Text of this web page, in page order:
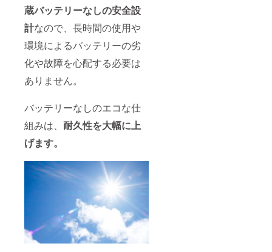
蔵バッテリーなしの安全設
計なので、長時間の使用や
環境によるバッテリーの劣
化や故障を心配する必要は
ありません。
バッテリーなしのエコな仕
組みは、 耐久性を大幅に上
げます。